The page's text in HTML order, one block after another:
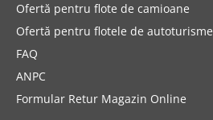
Ofertă pentru flote de camioane
Ofertă pentru flotele de autoturisme
FAQ
ANPC
Formular Retur Magazin Online